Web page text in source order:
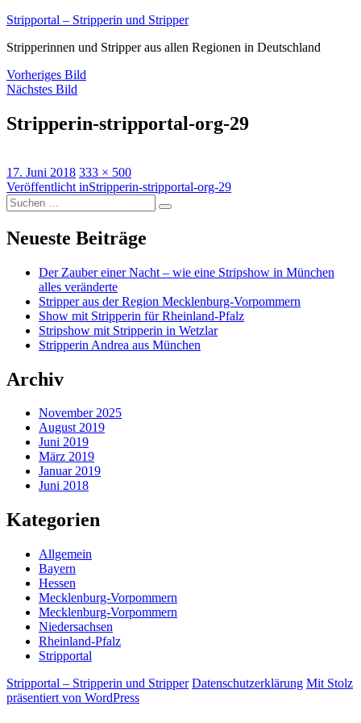
Zum
springen
Stripportal – Stripperin und Stripper
Stripperinnen und Stripper aus allen Regionen in Deutschland
Vorheriges Bild
Nächstes Bild
Stripperin-stripportal-org-29
Veröffentlicht
am
17. Juni 2018 Volle
Größe
333 × 500
Beitragsnavigation
Veröffentlicht inStripperin-stripportal-org-29
Suche
nach:
Suchen
Neueste Beiträge
Der Zauber einer Nacht – wie eine Stripshow in München
alles veränderte
Stripper aus der Region Mecklenburg-Vorpommern
Show mit Stripperin für Rheinland-Pfalz
Stripshow mit Stripperin in Wetzlar
Stripperin Andrea aus München
Archiv
November 2025
August 2019
Juni 2019
März 2019
Januar 2019
Juni 2018
Kategorien
Allgemein
Bayern
Hessen
Mecklenburg-Vorpommern
Mecklenburg-Vorpommern
Niedersachsen
Rheinland-Pfalz
Stripportal
Stripportal – Stripperin und Stripper Datenschutzerklärung Mit Stolz
präsentiert von WordPress